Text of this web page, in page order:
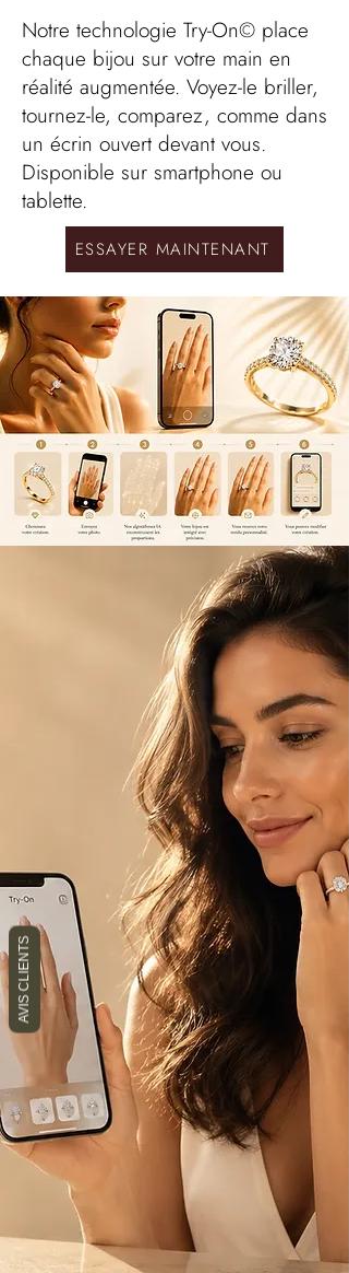
Notre technologie Try-On© place
chaque bijou sur votre main en
réalité augmentée. Voyez-le briller,
tournez-le, comparez, comme dans
un écrin ouvert devant vous.
Disponible sur smartphone ou
tablette.
ESSAYER MAINTENANT
AVIS CLIENTS